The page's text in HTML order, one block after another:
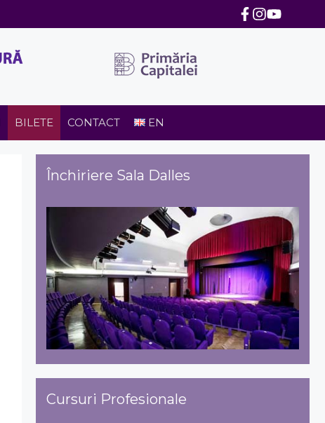
BILETE CONTACT EN
Închiriere Sala Dalles
Cursuri Profesionale